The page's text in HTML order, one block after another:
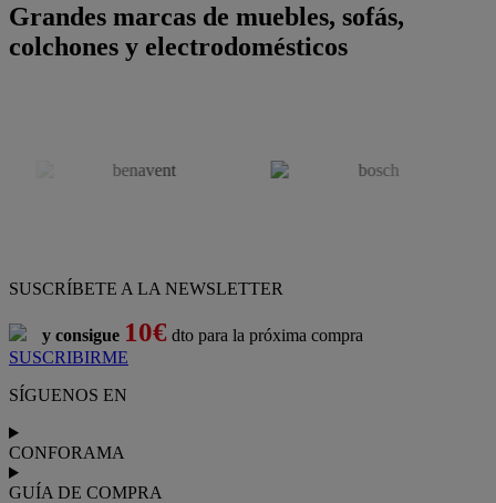
Grandes marcas de muebles, sofás,
colchones y electrodomésticos
SUSCRÍBETE A LA NEWSLETTER
y consigue 10€ dto para la próxima compra
SUSCRIBIRME
SÍGUENOS EN
CONFORAMA
GUÍA DE COMPRA